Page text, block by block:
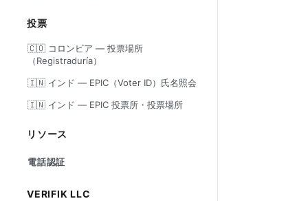
投票
🇨🇴 コロンビア — 投票場所
（Registraduría）
🇮🇳 インド — EPIC（Voter ID）氏名照会
🇮🇳 インド — EPIC 投票所・投票場所
リソース
電話認証
VERIFIK LLC